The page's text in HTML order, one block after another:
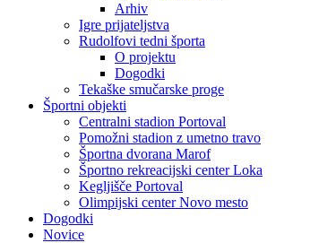
Arhiv
Igre prijateljstva
Rudolfovi tedni športa
O projektu
Dogodki
Tekaške smučarske proge
Športni objekti
Centralni stadion Portoval
Pomožni stadion z umetno travo
Športna dvorana Marof
Športno rekreacijski center Loka
Kegljišče Portoval
Olimpijski center Novo mesto
Dogodki
Novice